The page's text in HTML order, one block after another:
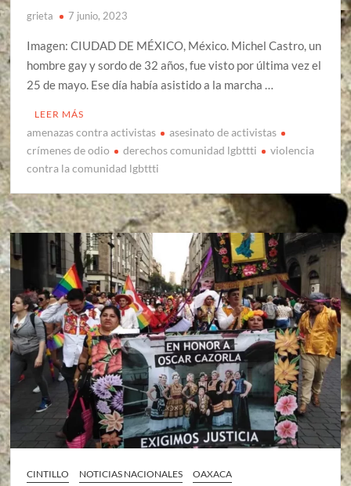
grieta 7 junio, 2023
Imagen: CIUDAD DE MÉXICO, México. Michel Castro, un
hombre gay y sordo de 32 años, fue visto por última vez el
25 de mayo. Ese día había asistido a la marcha …
LEER MÁS
amenazas contra activistas
asesinato de activistas
crímenes de odio
derechos comunidad lgbttti
violencia
contra la comunidad lgbttti
CINTILLO NOTICIAS NACIONALES
OAXACA